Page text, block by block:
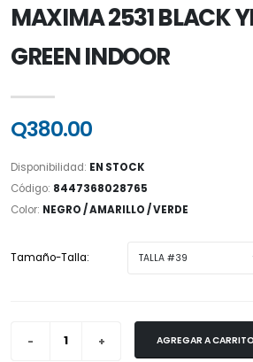
MAXIMA 2531 BLACK
GREEN INDOOR
Q380.00
Disponibilidad: EN STOCK
Código: 8447368028765
Color: NEGRO / AMARILLO / VERDE
Tamaño-Talla:
AGREGAR A CARRITO